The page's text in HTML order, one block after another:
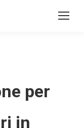
per
in